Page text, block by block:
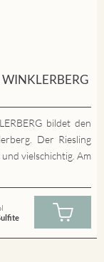
bildet den
Der Riesling
vielschichtig. Am